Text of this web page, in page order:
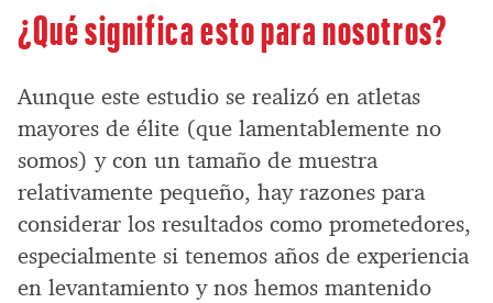
¿Qué significa esto para nosotros?
Aunque este estudio se realizó en atletas
mayores de élite (que lamentablemente no
somos) y con un tamaño de muestra
relativamente pequeño, hay razones para
considerar los resultados como prometedores,
especialmente si tenemos años de experiencia
en levantamiento y nos hemos mantenido